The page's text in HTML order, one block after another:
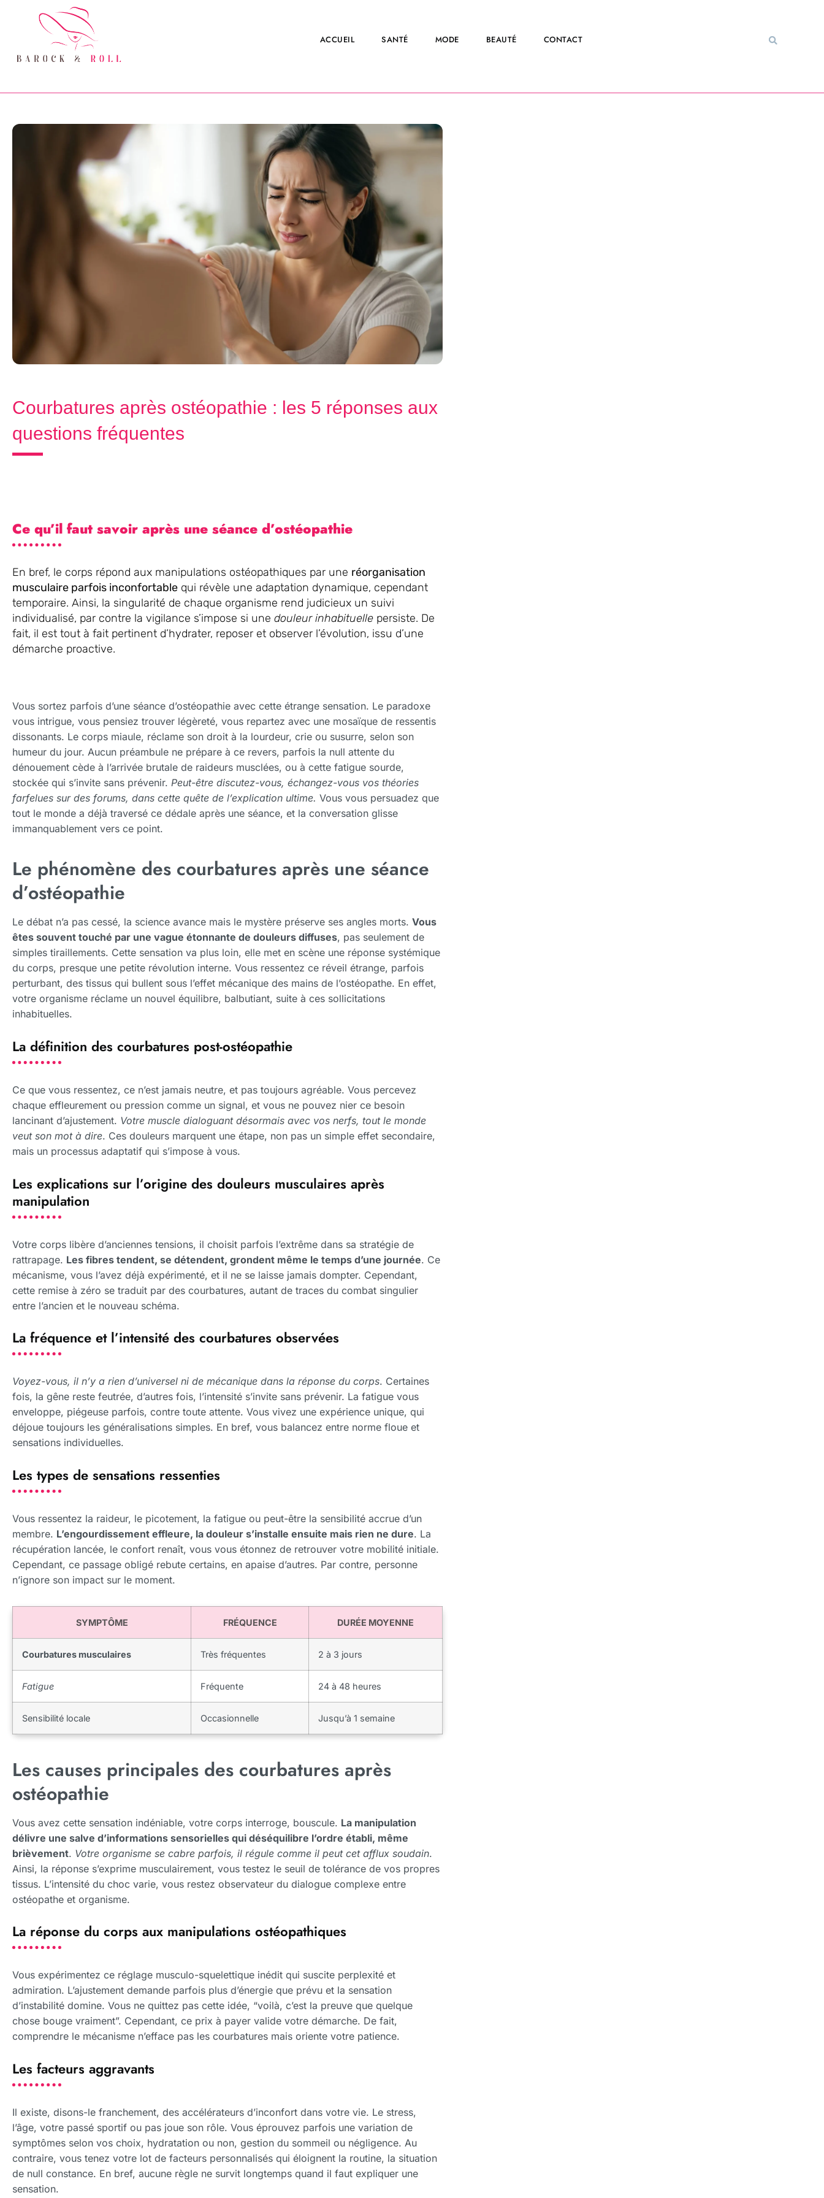
ACCUEIL SANTÉ MODE BEAUTÉ CONTACT
Courbatures après ostéopathie : les 5 réponses aux
questions fréquentes
Ce qu’il faut savoir après une séance d’ostéopathie
En bref, le corps répond aux manipulations ostéopathiques par une réorganisation
musculaire parfois inconfortable qui révèle une adaptation dynamique, cependant
temporaire. Ainsi, la singularité de chaque organisme rend judicieux un suivi
individualisé, par contre la vigilance s’impose si une douleur inhabituelle persiste. De
fait, il est tout à fait pertinent d’hydrater, reposer et observer l’évolution, issu d’une
démarche proactive.
Vous sortez parfois d’une séance d’ostéopathie avec cette étrange sensation. Le paradoxe
vous intrigue, vous pensiez trouver légèreté, vous repartez avec une mosaïque de ressentis
dissonants. Le corps miaule, réclame son droit à la lourdeur, crie ou susurre, selon son
humeur du jour. Aucun préambule ne prépare à ce revers, parfois la null attente du
dénouement cède à l’arrivée brutale de raideurs musclées, ou à cette fatigue sourde,
stockée qui s’invite sans prévenir. Peut-être discutez-vous, échangez-vous vos théories
farfelues sur des forums, dans cette quête de l’explication ultime. Vous vous persuadez que
tout le monde a déjà traversé ce dédale après une séance, et la conversation glisse
immanquablement vers ce point.
Le phénomène des courbatures après une séance
d’ostéopathie
Le débat n’a pas cessé, la science avance mais le mystère préserve ses angles morts. Vous
êtes souvent touché par une vague étonnante de douleurs diffuses, pas seulement de
simples tiraillements. Cette sensation va plus loin, elle met en scène une réponse systémique
du corps, presque une petite révolution interne. Vous ressentez ce réveil étrange, parfois
perturbant, des tissus qui bullent sous l’effet mécanique des mains de l’ostéopathe. En effet,
votre organisme réclame un nouvel équilibre, balbutiant, suite à ces sollicitations
inhabituelles.
La définition des courbatures post-ostéopathie
Ce que vous ressentez, ce n’est jamais neutre, et pas toujours agréable. Vous percevez
chaque effleurement ou pression comme un signal, et vous ne pouvez nier ce besoin
lancinant d’ajustement. Votre muscle dialoguant désormais avec vos nerfs, tout le monde
veut son mot à dire. Ces douleurs marquent une étape, non pas un simple effet secondaire,
mais un processus adaptatif qui s’impose à vous.
Les explications sur l’origine des douleurs musculaires après
manipulation
Votre corps libère d’anciennes tensions, il choisit parfois l’extrême dans sa stratégie de
rattrapage. Les fibres tendent, se détendent, grondent même le temps d’une journée. Ce
mécanisme, vous l’avez déjà expérimenté, et il ne se laisse jamais dompter. Cependant,
cette remise à zéro se traduit par des courbatures, autant de traces du combat singulier
entre l’ancien et le nouveau schéma.
La fréquence et l’intensité des courbatures observées
Voyez-vous, il n’y a rien d’universel ni de mécanique dans la réponse du corps. Certaines
fois, la gêne reste feutrée, d’autres fois, l’intensité s’invite sans prévenir. La fatigue vous
enveloppe, piégeuse parfois, contre toute attente. Vous vivez une expérience unique, qui
déjoue toujours les généralisations simples. En bref, vous balancez entre norme floue et
sensations individuelles.
Les types de sensations ressenties
Vous ressentez la raideur, le picotement, la fatigue ou peut-être la sensibilité accrue d’un
membre. L’engourdissement effleure, la douleur s’installe ensuite mais rien ne dure. La
récupération lancée, le confort renaît, vous vous étonnez de retrouver votre mobilité initiale.
Cependant, ce passage obligé rebute certains, en apaise d’autres. Par contre, personne
n’ignore son impact sur le moment.
SYMPTÔME FRÉQUENCE DURÉE MOYENNE
Courbatures musculaires Très fréquentes 2 à 3 jours
Fatigue Fréquente 24 à 48 heures
Sensibilité locale Occasionnelle Jusqu’à 1 semaine
Les causes principales des courbatures après
ostéopathie
Vous avez cette sensation indéniable, votre corps interroge, bouscule. La manipulation
délivre une salve d’informations sensorielles qui déséquilibre l’ordre établi, même
brièvement. Votre organisme se cabre parfois, il régule comme il peut cet afflux soudain.
Ainsi, la réponse s’exprime musculairement, vous testez le seuil de tolérance de vos propres
tissus. L’intensité du choc varie, vous restez observateur du dialogue complexe entre
ostéopathe et organisme.
La réponse du corps aux manipulations ostéopathiques
Vous expérimentez ce réglage musculo-squelettique inédit qui suscite perplexité et
admiration. L’ajustement demande parfois plus d’énergie que prévu et la sensation
d’instabilité domine. Vous ne quittez pas cette idée, “voilà, c’est la preuve que quelque
chose bouge vraiment”. Cependant, ce prix à payer valide votre démarche. De fait,
comprendre le mécanisme n’efface pas les courbatures mais oriente votre patience.
Les facteurs aggravants
Il existe, disons-le franchement, des accélérateurs d’inconfort dans votre vie. Le stress,
l’âge, votre passé sportif ou pas joue son rôle. Vous éprouvez parfois une variation de
symptômes selon vos choix, hydratation ou non, gestion du sommeil ou négligence. Au
contraire, vous tenez votre lot de facteurs personnalisés qui éloignent la routine, la situation
de null constance. En bref, aucune règle ne survit longtemps quand il faut expliquer une
sensation.